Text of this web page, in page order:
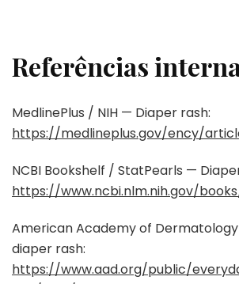
Referências
MedlinePlus / NIH — Diaper rash:
https://medlineplus.gov/ency/
NCBI Bookshelf / StatPearls —
https://www.ncbi.nlm.nih.gov/
American Academy of
diaper rash:
https://www.aad.org/public/